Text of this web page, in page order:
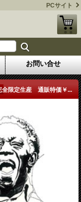
PCサイト
お問い合せ
全限定生産 通販特価￥...